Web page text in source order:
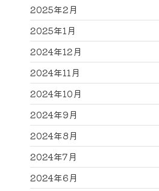
2025年2月
2025年1月
2024年12月
2024年11月
2024年10月
2024年9月
2024年8月
2024年7月
2024年6月